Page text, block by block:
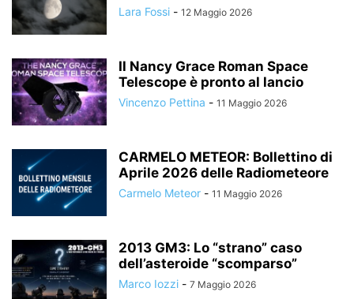
Lara Fossi - 12 Maggio 2026
Il Nancy Grace Roman Space
Telescope è pronto al lancio
Vincenzo Pettina - 11 Maggio 2026
CARMELO METEOR: Bollettino di
Aprile 2026 delle Radiometeore
Carmelo Meteor - 11 Maggio 2026
2013 GM3: Lo “strano” caso
dell’asteroide “scomparso”
Marco Iozzi - 7 Maggio 2026